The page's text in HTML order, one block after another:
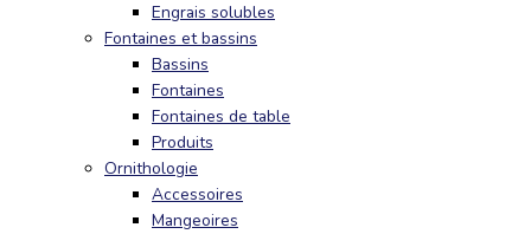
Engrais solubles
Fontaines et bassins
Bassins
Fontaines
Fontaines de table
Produits
Ornithologie
Accessoires
Mangeoires